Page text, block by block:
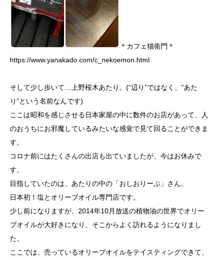
＊カフェ猫衛門＊
https://www.yanakado.com/c_nekoemon.html
そして少し歩いて…上野桜木あたり。(“辺り”ではなく、”あた
り”という名前なんです)
ここは昭和を感じさせる日本家屋の中に数件のお店があって、人
のおうちにお邪魔しているみたいな感覚で見て回ることができま
す。
コロナ前にはたくさんの出店も出ていましたが、今はお休みで
す。
目指していたのは、あたりの中の「おしおりーぶ」さん。
日本初！塩とオリーブオイル専門店です。
少し前になりますが、2014年10月放送の植物油の世界でオリー
ブオイルが大好きになり、そこからよく訪れるようになりまし
た。
ここでは、売っているオリーブオイルをテイスティングできて、